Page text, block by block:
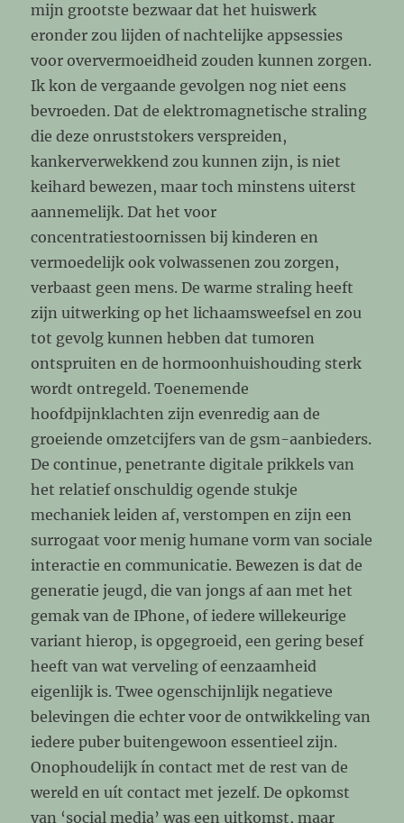
mijn grootste bezwaar dat het huiswerk
eronder zou lijden of nachtelijke appsessies
voor oververmoeidheid zouden kunnen zorgen.
Ik kon de vergaande gevolgen nog niet eens
bevroeden. Dat de elektromagnetische straling
die deze onruststokers verspreiden,
kankerverwekkend zou kunnen zijn, is niet
keihard bewezen, maar toch minstens uiterst
aannemelijk. Dat het voor
concentratiestoornissen bij kinderen en
vermoedelijk ook volwassenen zou zorgen,
verbaast geen mens. De warme straling heeft
zijn uitwerking op het lichaamsweefsel en zou
tot gevolg kunnen hebben dat tumoren
ontspruiten en de hormoonhuishouding sterk
wordt ontregeld. Toenemende
hoofdpijnklachten zijn evenredig aan de
groeiende omzetcijfers van de gsm-aanbieders.
De continue, penetrante digitale prikkels van
het relatief onschuldig ogende stukje
mechaniek leiden af, verstompen en zijn een
surrogaat voor menig humane vorm van sociale
interactie en communicatie. Bewezen is dat de
generatie jeugd, die van jongs af aan met het
gemak van de IPhone, of iedere willekeurige
variant hierop, is opgegroeid, een gering besef
heeft van wat verveling of eenzaamheid
eigenlijk is. Twee ogenschijnlijk negatieve
belevingen die echter voor de ontwikkeling van
iedere puber buitengewoon essentieel zijn.
Onophoudelijk ín contact met de rest van de
wereld en uít contact met jezelf. De opkomst
van ‘social media’ was een uitkomst, maar